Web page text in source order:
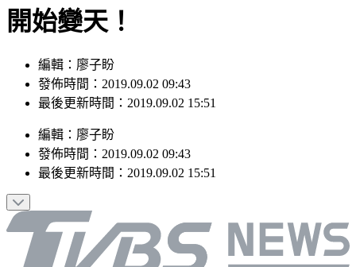
開始變天！
編輯：廖子盼
發佈時間：2019.09.02 09:43
最後更新時間：2019.09.02 15:51
編輯 ： 廖子盼
發佈時間： 2019.09.02 09:43
最後更新時間： 2019.09.02 15:51